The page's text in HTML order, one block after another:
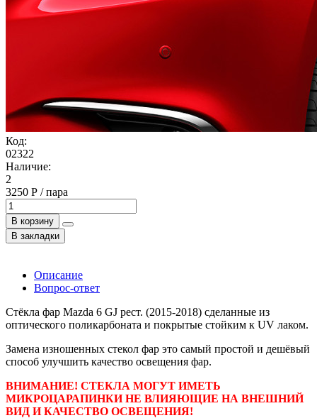
Код:
02322
Наличие:
2
3250 Р / пара
В корзину
В закладки
Описание
Вопрос-ответ
Стёкла фар Mazda 6 GJ рест. (2015-2018) сделанные из
оптического поликарбоната и покрытые стойким к UV лаком.
Замена изношенных стекол фар это самый простой и дешёвый
способ улучшить качество освещения фар.
ВНИМАНИЕ! СТЕКЛА МОГУТ ИМЕТЬ
МИКРОЦАРАПИНКИ НЕ ВЛИЯЮЩИЕ НА ВНЕШНИЙ
ВИД И КАЧЕСТВО ОСВЕЩЕНИЯ!